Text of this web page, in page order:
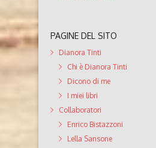
PAGINE DEL SITO
Dianora Tinti
Chi è Dianora Tinti
Dicono di me
I miei libri
Collaboratori
Enrico Bistazzoni
Lella Sansone